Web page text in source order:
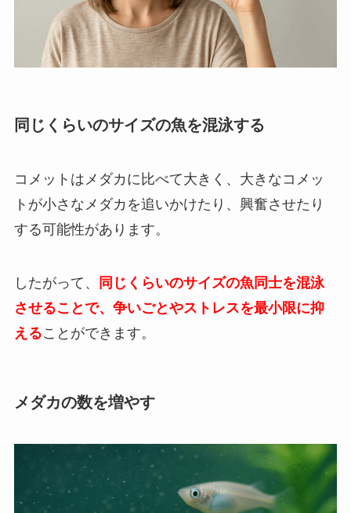
同じくらいのサイズの魚を混泳する
コメットはメダカに比べて大きく、大きなコメッ
トが小さなメダカを追いかけたり、興奮させたり
する可能性があります。
したがって、
同じくらいのサイズの魚同士を混泳
させることで、争いごとやストレスを最小限に抑
えることができます。
メダカの数を増やす